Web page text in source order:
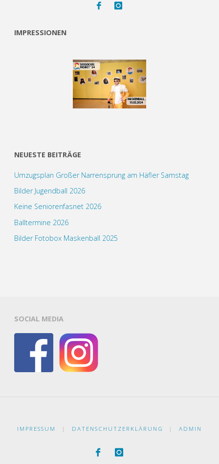
IMPRESSIONEN
NEUESTE BEITRÄGE
Umzugsplan Großer Narrensprung am Häfler Samstag
Bilder Jugendball 2026
Keine Seniorenfasnet 2026
Balltermine 2026
Bilder Fotobox Maskenball 2025
SOCIAL MEDIA
IMPRESSUM | DATENSCHUTZERKLÄRUNG | ADMIN